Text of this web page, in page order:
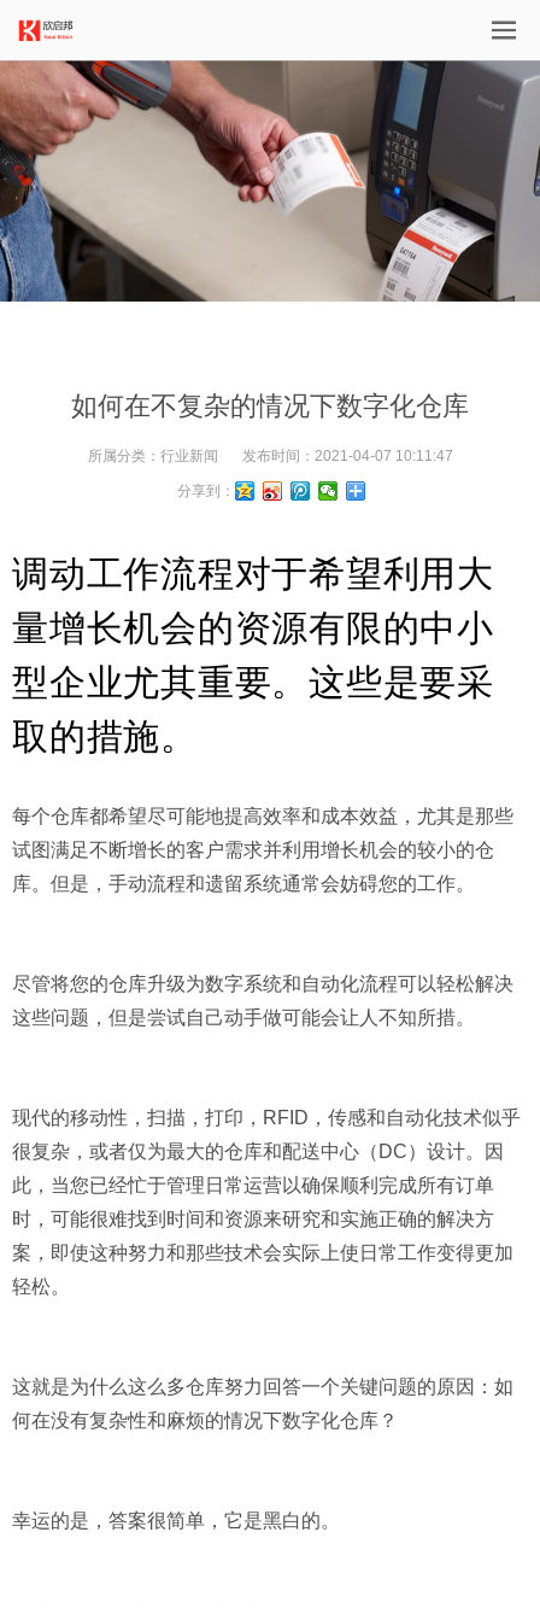
如何在不复杂的情况下数字化仓库
所属分类： 行业新闻 发布时间： 2021-04-07 10:11:47
分享到：
调动工作流程对于希望利用大
量增长机会的资源有限的中小
型企业尤其重要。 这些是要采
取的措施。
每个仓库都希望尽可能地提高效率和成本效益，尤其是那些
试图满足不断增长的客户需求并利用增长机会的较小的仓
库。但是，手动流程和遗留系统通常会妨碍您的工作。
尽管将您的仓库升级为数字系统和自动化流程可以轻松解决
这些问题，但是尝试自己动手做可能会让人不知所措。
现代的移动性，扫描，打印，RFID，传感和自动化技术似乎
很复杂，或者仅为最大的仓库和配送中心（DC）设计。因
此，当您已经忙于管理日常运营以确保顺利完成所有订单
时，可能很难找到时间和资源来研究和实施正确的解决方
案，即使这种努力和那些技术会实际上使日常工作变得更加
轻松。
这就是为什么这么多仓库努力回答一个关键问题的原因：如
何在没有复杂性和麻烦的情况下数字化仓库？
幸运的是，答案很简单，它是黑白的。